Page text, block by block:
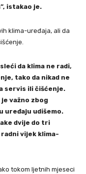
istakao je.
klima-uređaja, ali da
da klima ne radi,
tako da nikad ne
servis ili čišćenje.
važno zbog
uređaju udišemo.
dvije do tri
vijek klima-
tokom ljetnih mjeseci